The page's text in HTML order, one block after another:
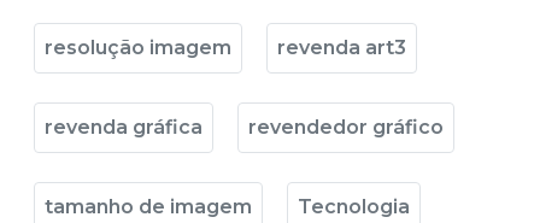
resolução imagem revenda art3
revenda gráfica revendedor gráfico
tamanho de imagem Tecnologia